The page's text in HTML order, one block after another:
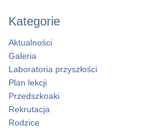
Kategorie
Aktualności
Galeria
Laboratoria przyszłości
Plan lekcji
Przedszkoaki
Rekrutacja
Rodzice